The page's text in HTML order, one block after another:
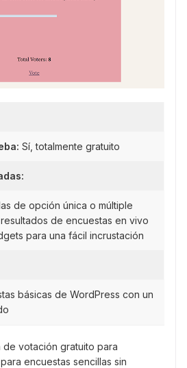
Sí, totalmente gratuito
de opción única o múltiple
de encuestas en vivo
para una fácil incrustación
básicas de WordPress con un
de votación gratuito para
encuestas sencillas sin